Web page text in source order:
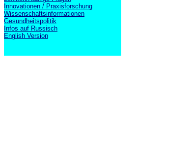
Innovationen / Praxisforschung
Wissenschaftsinformationen
Gesundheitspolitik
Infos auf Russisch
English Version